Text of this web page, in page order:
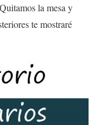
la mesa y
te mostraré